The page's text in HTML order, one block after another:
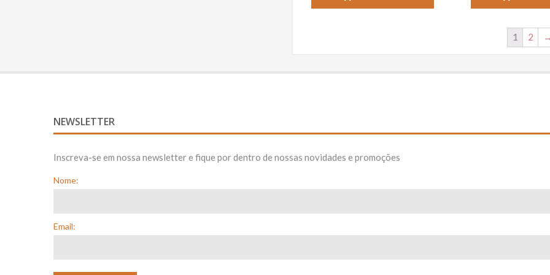
1 2
NEWSLETTER
Inscreva-se em nossa newsletter e fique por dentro de nossas novidades e promoções
Nome:
Email: